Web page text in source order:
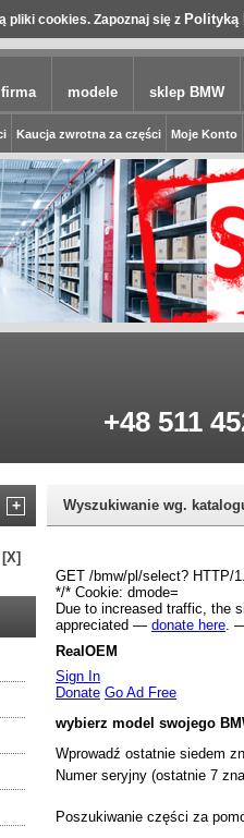
pliki cookies. Zapoznaj się z Polityką
firma modele sklep BMW
Kaucja zwrotna za części Moje Konto
+48 511
+ Wyszukiwanie wg.